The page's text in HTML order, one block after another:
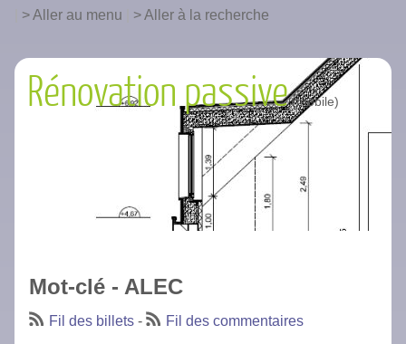
Rénovation passive
Aller au menu Aller à la recherche
Mot-clé - ALEC
Fil des billets - Fil des commentaires